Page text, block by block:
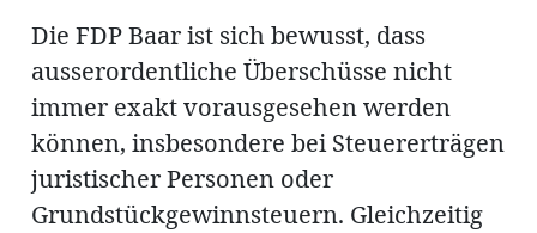
Die FDP Baar ist sich bewusst, dass
ausserordentliche Überschüsse nicht
immer exakt vorausgesehen werden
können, insbesondere bei Steuererträgen
juristischer Personen oder
Grundstückgewinnsteuern. Gleichzeitig